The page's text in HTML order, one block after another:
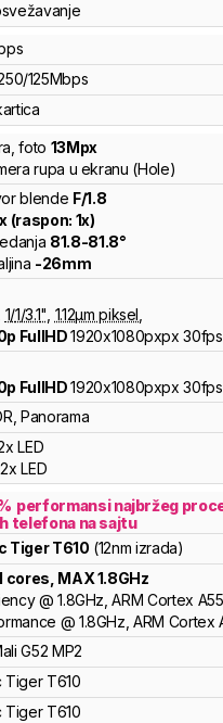
/125Mbps
foto 13Mpx
rupa u ekranu (Hole)
blende F/1.8
x (raspon: 1x)
81.8-81.8°
-26mm
1/1/3.1" 1.12µm piksel
FullHD1920x1080pxpx30fps
FullHD1920x1080pxpx30fps
Panorama
LED
2x LED
performansi najbržeg
telefona na sajtu
Tiger T610 (12nm izrada)
cores , MAX1.8GHz
@ 1.8GHz,ARM Cortex A55
@ 1.8GHz,ARM Cortex
G52 MP2
Tiger T610
Tiger T610